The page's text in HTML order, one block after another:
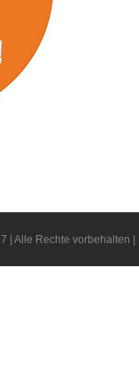
| Alle Rechte vorbehalten |